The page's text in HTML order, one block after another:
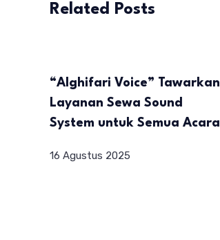
Related Posts
“Alghifari Voice” Tawarkan
Layanan Sewa Sound
System untuk Semua Acara
16 Agustus 2025